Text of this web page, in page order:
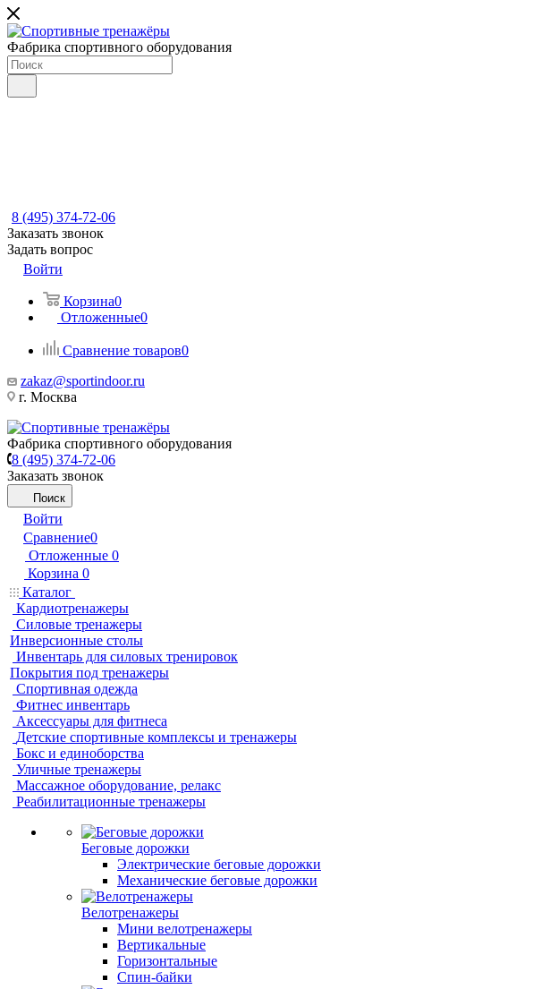
Фабрика спортивного оборудования
8 (495) 374-72-06
Заказать звонок
Задать вопрос
Войти
Корзина0
Отложенные0
Сравнение товаров0
zakaz@sportindoor.ru
г. Москва
Фабрика спортивного оборудования
8 (495) 374-72-06
Заказать звонок
Поиск
Войти
Сравнение0
Отложенные 0
Корзина 0
Каталог
Кардиотренажеры
Силовые тренажеры
Инверсионные столы
Инвентарь для силовых тренировок
Покрытия под тренажеры
Спортивная одежда
Фитнес инвентарь
Аксессуары для фитнеса
Детские спортивные комплексы и тренажеры
Бокс и единоборства
Уличные тренажеры
Массажное оборудование, релакс
Реабилитационные тренажеры
Беговые дорожки
Электрические беговые дорожки
Механические беговые дорожки
Велотренажеры
Мини велотренажеры
Вертикальные
Горизонтальные
Спин-байки